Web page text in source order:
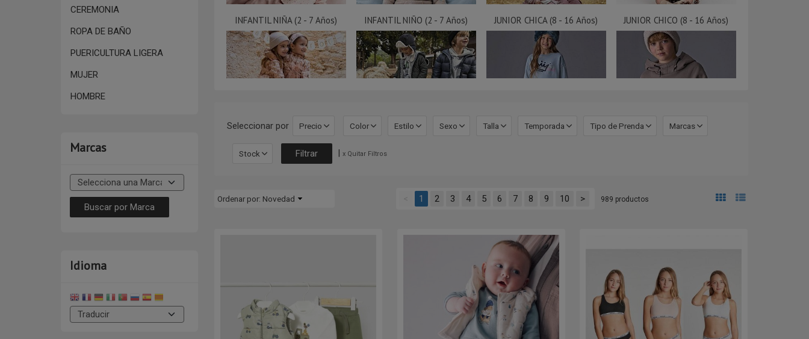
CEREMONIA
ROPA DE BAÑO
PUERICULTURA LIGERA
MUJER
HOMBRE
Marcas
Idioma
INFANTIL NIÑA (2 - 7 Años) INFANTIL NIÑO (2 - 7 Años) JUNIOR CHICA (8 - 16 Años) JUNIOR CHICO (8 - 16 Años)
Seleccionar por Precio Color Estilo Sexo Talla Temporada Tipo de Prenda Marcas
Stock | x Quitar Filtros
Ordenar por: Novedad 1 2 3 4 5 6 7 8 9 10 > 989 productos